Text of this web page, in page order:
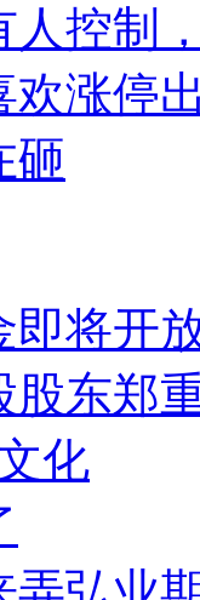
人控制
欢涨停
砸
即将开
股东郑
化